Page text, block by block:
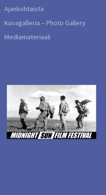
Ajankohtaista
Kuvagalleria – Photo Gallery
Mediamateriaali